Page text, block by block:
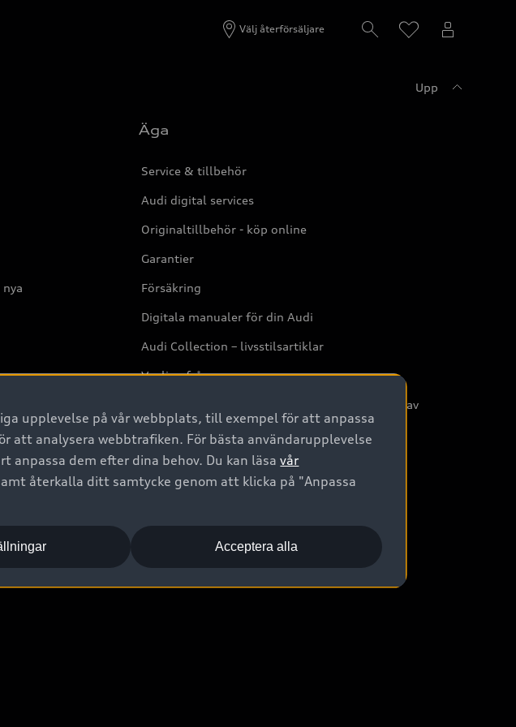
Välj återförsäljare
Upp
Äga
Service & tillbehör
Audi digital services
Originaltillbehör - köp online
Garantier
Försäkring
Digitala manualer för din Audi
Audi Collection – livsstilsartiklar
Vanliga frågor
2G/3G nätet stängs ned - Hur påverkas min bil av
detta?
upplevelse på vår webbplats, till exempel för att anpassa
att analysera webbtrafiken. För bästa användarupplevelse
anpassa dem efter dina behov. Du kan läsavår
återkalla ditt samtycke genom att klicka på "Anpassa
Acceptera alla